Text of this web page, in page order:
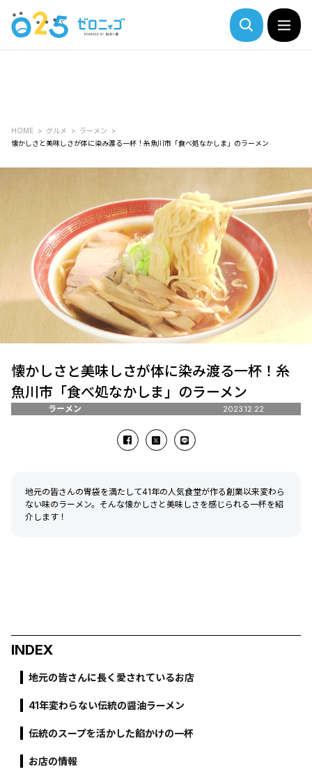
HOME グルメ
ラーメン
懐かしさと美味しさが体に染み渡る一杯！糸魚川市「食べ処なかしま」のラーメン
懐かしさと美味しさが体に染み渡る一杯！糸
魚川市「食べ処なかしま」のラーメン
ラーメン 2023.12.22
地元の皆さんの胃袋を満たして41年の人気食堂が作る創業以来変わら
ない味のラーメン。そんな懐かしさと美味しさを感じられる一杯を紹
介します！
INDEX
地元の皆さんに長く愛されているお店
41年変わらない伝統の醤油ラーメン
伝統のスープを活かした餡かけの一杯
お店の情報